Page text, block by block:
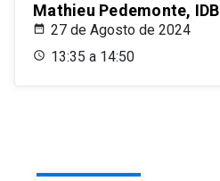
Mathieu Pedemonte, IDB
27 de Agosto de 2024
13:35 a 14:50